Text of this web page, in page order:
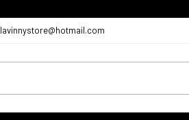
lavinnystore@hotmail.com